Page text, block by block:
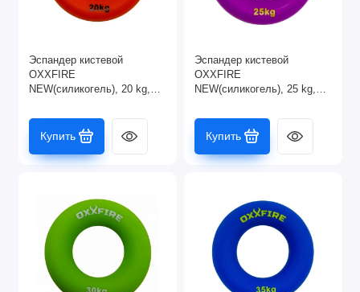
Эспандер кистевой
OXXFIRE
NEW(силикогель), 20 kg,
Купить
Эспандер кистевой
OXXFIRE
NEW(силикогель), 25 kg,
Купить